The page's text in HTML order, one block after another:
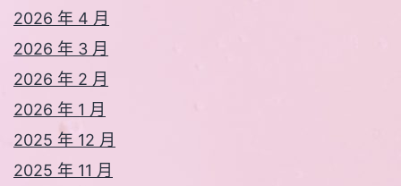
2026 年 4 月
2026 年 3 月
2026 年 2 月
2026 年 1 月
2025 年 12 月
2025 年 11 月